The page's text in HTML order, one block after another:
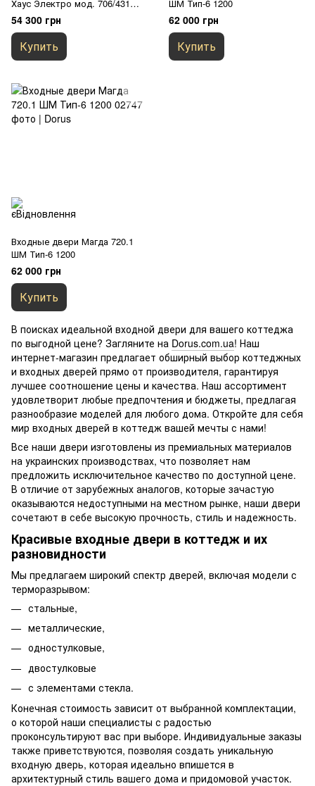
Хаус Электро мод. 706/431
улица Темный антрацит /
Белый атласный 1200
54 300 грн
Купить
ШМ Тип-6 1200
62 000 грн
Купить
Входные двери Магда 720.1
ШМ Тип-6 1200
62 000 грн
Купить
В поисках идеальной входной двери для вашего коттеджа
по выгодной цене? Загляните на Dorus.com.ua! Наш
интернет-магазин предлагает обширный выбор коттеджных
и входных дверей прямо от производителя, гарантируя
лучшее соотношение цены и качества. Наш ассортимент
удовлетворит любые предпочтения и бюджеты, предлагая
разнообразие моделей для любого дома. Откройте для себя
мир входных дверей в коттедж вашей мечты с нами!
Все наши двери изготовлены из премиальных материалов
на украинских производствах, что позволяет нам
предложить исключительное качество по доступной цене.
В отличие от зарубежных аналогов, которые зачастую
оказываются недоступными на местном рынке, наши двери
сочетают в себе высокую прочность, стиль и надежность.
Красивые входные двери в коттедж и их
разновидности
Мы предлагаем широкий спектр дверей, включая модели с
терморазрывом:
стальные,
металлические,
одностулковые,
двостулковые
с элементами стекла.
Конечная стоимость зависит от выбранной комплектации,
о которой наши специалисты с радостью
проконсультируют вас при выборе. Индивидуальные заказы
также приветствуются, позволяя создать уникальную
входную дверь, которая идеально впишется в
архитектурный стиль вашего дома и придомовой участок.